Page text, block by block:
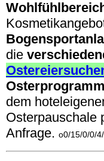
die
dem
Osterpauschale
Anfrage. o0/15/0/0/